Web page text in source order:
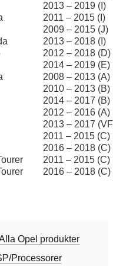
2013 – 2019 (I)
2011 – 2015 (I)
2009 – 2015 (J)
2013 – 2018 (I)
2012 – 2018 (D)
2014 – 2019 (E)
2008 – 2013 (A)
2010 – 2013 (B)
2014 – 2017 (B)
2012 – 2016 (A)
2013 – 2017
2011 – 2015 (C)
2016 – 2018
2011 – 2015 (C)
2016 – 2018
Opel produkter
Processorer